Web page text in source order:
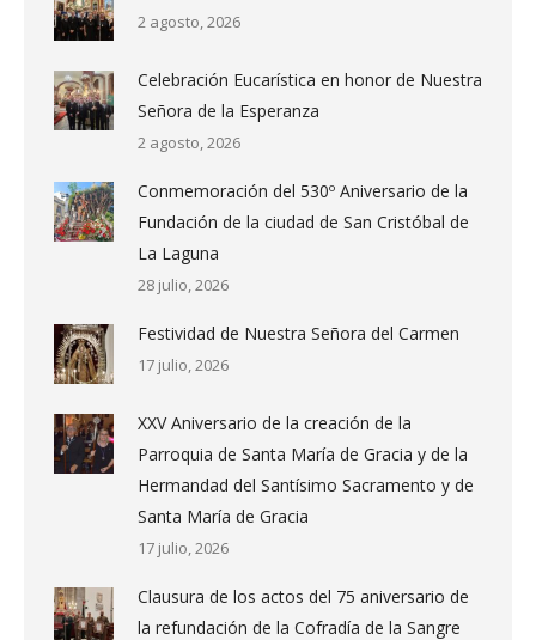
2 agosto, 2026
Celebración Eucarística en honor de Nuestra
Señora de la Esperanza
2 agosto, 2026
Conmemoración del 530º Aniversario de la
Fundación de la ciudad de San Cristóbal de
La Laguna
28 julio, 2026
Festividad de Nuestra Señora del Carmen
17 julio, 2026
XXV Aniversario de la creación de la
Parroquia de Santa María de Gracia y de la
Hermandad del Santísimo Sacramento y de
Santa María de Gracia
17 julio, 2026
Clausura de los actos del 75 aniversario de
la refundación de la Cofradía de la Sangre